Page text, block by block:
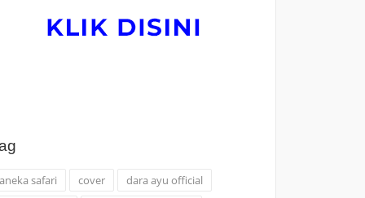
safari cover
dara ayu official